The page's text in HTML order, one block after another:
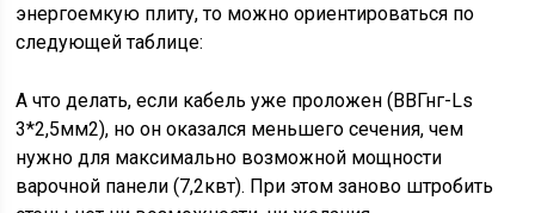
энергоемкую плиту, то можно ориентироваться по
следующей таблице:
А что делать, если кабель уже проложен (ВВГнг-Ls
3*2,5мм2), но он оказался меньшего сечения, чем
нужно для максимально возможной мощности
варочной панели (7,2квт). При этом заново штробить